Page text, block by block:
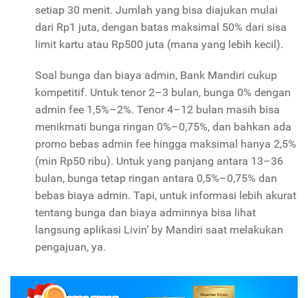
setiap 30 menit. Jumlah yang bisa diajukan mulai
dari Rp1 juta, dengan batas maksimal 50% dari sisa
limit kartu atau Rp500 juta (mana yang lebih kecil).
Soal bunga dan biaya admin, Bank Mandiri cukup
kompetitif. Untuk tenor 2–3 bulan, bunga 0% dengan
admin fee 1,5%–2%. Tenor 4–12 bulan masih bisa
menikmati bunga ringan 0%–0,75%, dan bahkan ada
promo bebas admin fee hingga maksimal hanya 2,5%
(min Rp50 ribu). Untuk yang panjang antara 13–36
bulan, bunga tetap ringan antara 0,5%–0,75% dan
bebas biaya admin. Tapi, untuk informasi lebih akurat
tentang bunga dan biaya adminnya bisa lihat
langsung aplikasi Livin’ by Mandiri saat melakukan
pengajuan, ya.